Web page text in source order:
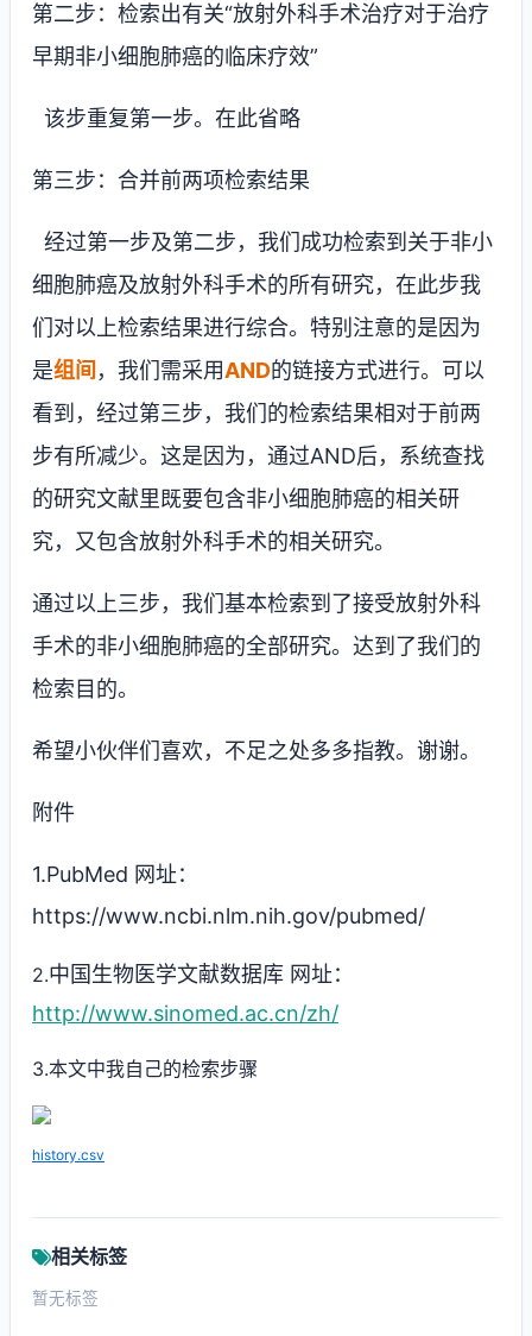
第二步：检索出有关“放射外科手术治疗对于治疗
早期非小细胞肺癌的临床疗效”
该步重复第一步。在此省略
第三步：合并前两项检索结果
经过第一步及第二步，我们成功检索到关于非小
细胞肺癌及放射外科手术的所有研究，在此步我
们对以上检索结果进行综合。特别注意的是因为
是组间 ，我们需采用AND的链接方式进行。可以
看到，经过第三步，我们的检索结果相对于前两
步有所减少。这是因为，通过AND后，系统查找
的研究文献里既要包含非小细胞肺癌的相关研
究，又包含放射外科手术的相关研究。
通过以上三步，我们基本检索到了接受放射外科
手术的非小细胞肺癌的全部研究。达到了我们的
检索目的。
希望小伙伴们喜欢，不足之处多多指教。谢谢。
附件
1.PubMed 网址：
https://www.ncbi.nlm.nih.gov/pubmed/
2.中国生物医学文献数据库 网址：
http://www.sinomed.ac.cn/zh/
3.本文中我自己的检索步骤
history.csv
相关标签
暂无标签